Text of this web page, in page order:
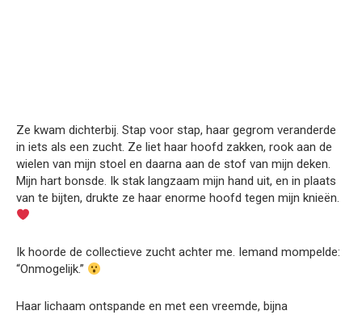
Ze kwam dichterbij. Stap voor stap, haar gegrom veranderde
in iets als een zucht. Ze liet haar hoofd zakken, rook aan de
wielen van mijn stoel en daarna aan de stof van mijn deken.
Mijn hart bonsde. Ik stak langzaam mijn hand uit, en in plaats
van te bijten, drukte ze haar enorme hoofd tegen mijn knieën.
Ik hoorde de collectieve zucht achter me. Iemand mompelde:
“Onmogelijk.”
Haar lichaam ontspande en met een vreemde, bijna